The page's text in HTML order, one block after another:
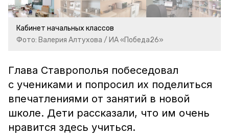
Кабинет начальных классов
Фото: Валерия Алтухова / ИА «Победа26»
Глава Ставрополья побеседовал
с учениками и попросил их поделиться
впечатлениями от занятий в новой
школе. Дети рассказали, что им очень
нравится здесь учиться.